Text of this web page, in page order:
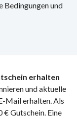
Bedingungen und
erhalten
und aktuelle
Mail erhalten. Als
€ Gutschein. Eine